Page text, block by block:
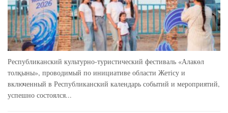
Республиканский культурно-туристический фестиваль «Алакөл
толқыны», проводимый по инициативе области Жетісу и
включенный в Республиканский календарь событий и мероприятий,
успешно состоялся...